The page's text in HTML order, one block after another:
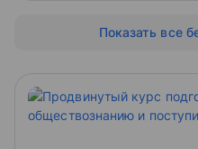
Показать все